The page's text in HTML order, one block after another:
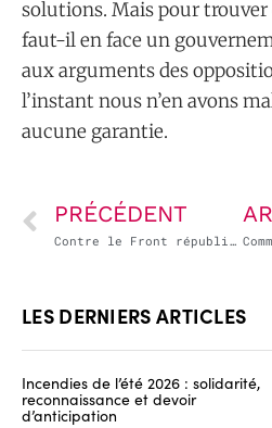
solutions. Mais pour trouver
faut-il en face un
aux arguments des
l’instant nous n’en avons
aucune garantie.
PRÉCÉDENT
Contre le Front républicain, Emmanuel Macron promeut une alliance de fait Droite/RN
LES DERNIERS ARTICLES
Incendies de l’été 2026 : solidarité,
reconnaissance et devoir
d’anticipation